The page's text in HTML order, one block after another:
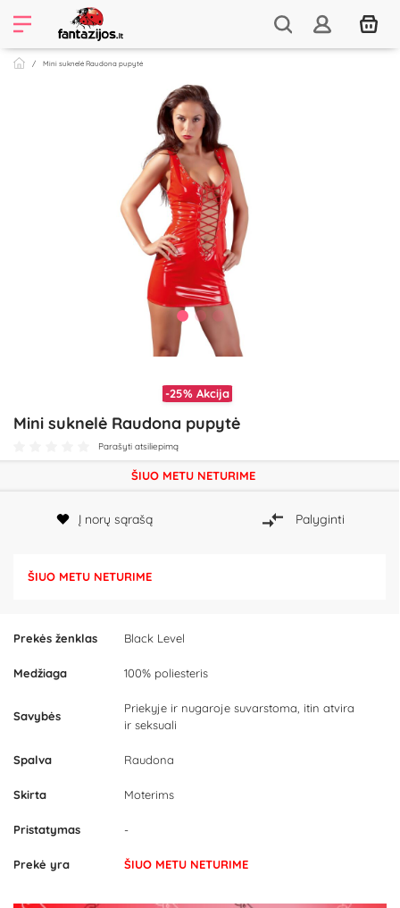
Mini suknelė Raudona pupytė
-25% Akcija
Mini suknelė Raudona pupytė
Parašyti atsiliepimą
Prekės ženklas Black Level
Medžiaga 100% poliesteris
Savybės
Priekyje ir nugaroje suvarstoma, itin atvira
ir seksuali
Spalva Raudona
Skirta Moterims
Pristatymas -
Prekė yra ŠIUO METU NETURIME
ŠIUO METU NETURIME
Į norų sąrašą Palyginti
ŠIUO METU NETURIME